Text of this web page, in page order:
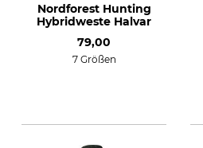
Nordforest Hunting
Hybridweste Halvar
79,00
7 Größen